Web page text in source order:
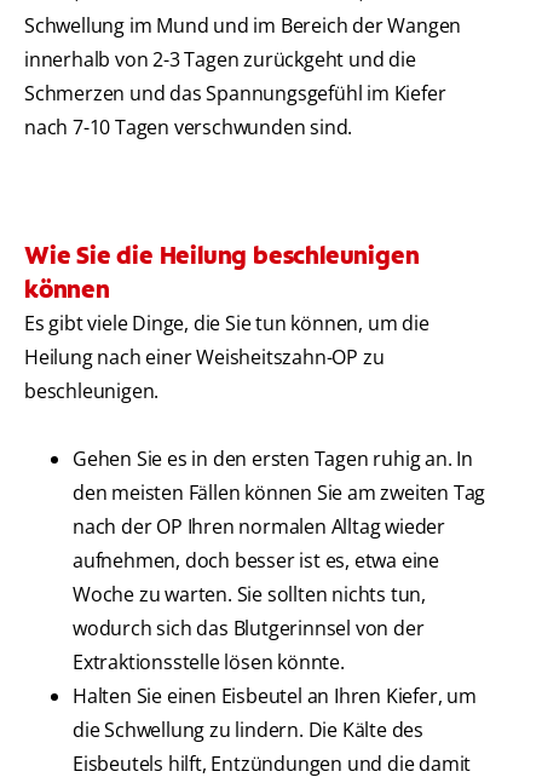
Schwellung im Mund und im Bereich der Wangen
innerhalb von 2-3 Tagen zurückgeht und die
Schmerzen und das Spannungsgefühl im Kiefer
nach 7-10 Tagen verschwunden sind.
Wie Sie die Heilung beschleunigen
können
Es gibt viele Dinge, die Sie tun können, um die
Heilung nach einer Weisheitszahn-OP zu
beschleunigen.
Gehen Sie es in den ersten Tagen ruhig an. In
den meisten Fällen können Sie am zweiten Tag
nach der OP Ihren normalen Alltag wieder
aufnehmen, doch besser ist es, etwa eine
Woche zu warten. Sie sollten nichts tun,
wodurch sich das Blutgerinnsel von der
Extraktionsstelle lösen könnte.
Halten Sie einen Eisbeutel an Ihren Kiefer, um
die Schwellung zu lindern. Die Kälte des
Eisbeutels hilft, Entzündungen und die damit